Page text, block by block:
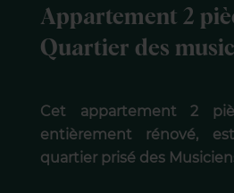
Appartement 2
Quartier des
Cet appartement 2
entièrement rénové,
quartier prisé des